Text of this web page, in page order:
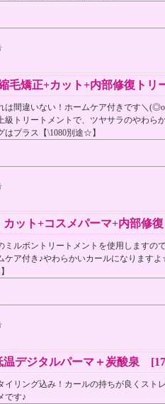
毛矯正+カット+内部修復ト
は間違いない！ホームケア付きです＼
級トリートメントで、ツヤサラのやわら
プラス【\1080別途☆】
カット+コスメパーマ+内部修
ミルボントリートメントを使用しますの
ケア付き♪やわらかいカールになります
温デジタルパーマ＋炭酸泉
イリング込み！カールの持ちが良くスト
です♪